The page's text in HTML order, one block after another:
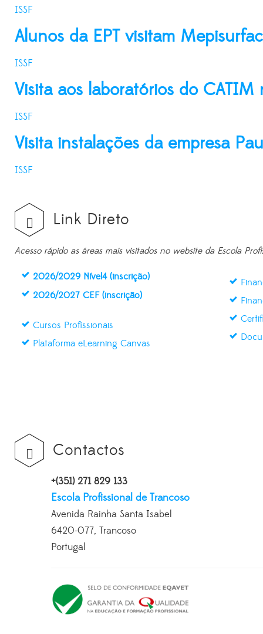
ISSF
Alunos da EPT visitam
ISSF
Visita aos laboratórios do CATIM
ISSF
Visita instalações da empresa
ISSF
Link Direto
Acesso rápido as áreas mais visitados no website da Escola
2026/2029 Nível4 (inscrição)
2026/2027 CEF (inscrição)
Cursos Profissionais
Plataforma eLearning Canvas
Contactos
+(351) 271 829 133
Escola Profissional de Trancoso
Avenida Rainha Santa Isabel
6420-077, Trancoso
Portugal